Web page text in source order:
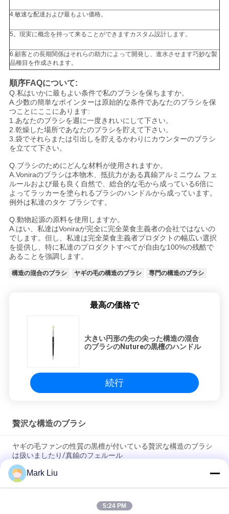
4.敏速な配達および最もよい価格。
5。現実に概念を持って来ることができますカスタム設計します。
6.顧客との長期関係はそれらの助力によって開発し、進水させます巧妙な製
品種目を作成されます。
順序FAQについて:
Q.私はいかに最もよい条件で私のブラシを保ちますか。
A.少数の簡単なポインターは原始的な条件であなたのブラシを保
つことにここにあります:
1.あなたのブラシを週に一度きれいにして下さい。
2.乾燥した場所であなたのブラシを貯えて下さい。
3.袋でそれらまたは引出しを貯えるかわりにカウンターのブラシ
を立てて下さい。
Q.ブラシのためにどんな材料が使用されますか。
A.Voniraのブラシは本物木、抵抗力がある真鍮アルミニウム フェ
ルールおよび最も良く自然で、総合的な毛から成っている6倍に
よってラッカーを塗られるブラシのハンドルから成っています。
例外は私達のタケ ブラシです。
Q.動物起源の原料を使用しますか。
A.はい、私達はVoniraが完全に完全菜食主義者の会社ではないの
でします。但し、私達は完全菜食主義者プロダクトの幅広い選択
を提供し、特に私達のプロダクトすべてが自由な100%の残酷で
あることを強調します。
構造の混合のブラシ ヤギの毛の構造のブラシ 専門の構造のブラシ
最高の価格で
大きい円形の先の尖った構造の混合
のブラシのNutureの黒檀のハンドル
続行
贅沢な構造のブラシ
ヤギの毛ファンの性質の黒檀が付いている贅沢な構造のブラシ
は扱いましたり/真鍮のフェルール
柔らかく、密な焦茶XGFのヤギの毛を驚かせることの贅沢な斜
めの粉の構造のブラシ
超デラックスな性質のクロテンの毛を搭載する贅沢な芸術家の
Mark Liu
5:24 PM